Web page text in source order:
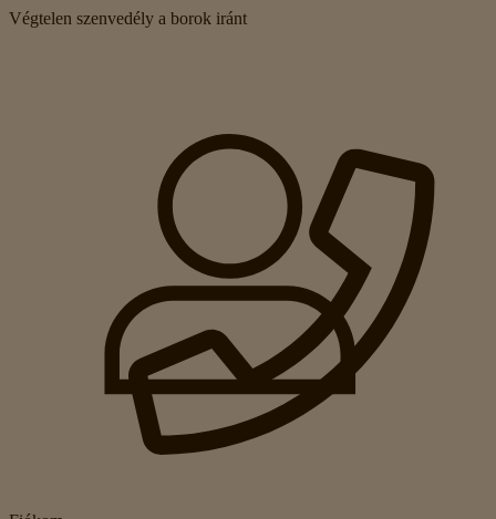
Végtelen szenvedély a borok iránt